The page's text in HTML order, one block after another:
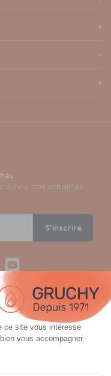
suivre nos actualités
S’inscrire
YouTube
avec Alma
et possible en 3,